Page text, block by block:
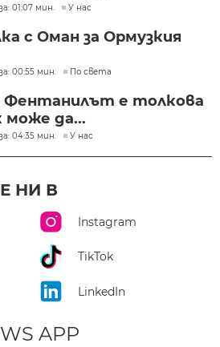
01:07 мин. У нас
с Оман за Ормузкия
00:55 мин. По света
Фентанилът е толкова
може да...
04:35 мин. У нас
НИ В
Instagram
TikTok
LinkedIn
APP